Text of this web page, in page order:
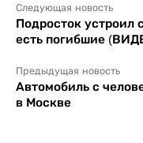
Следующая новость
Подросток устроил
есть погибшие
Предыдущая новость
Автомобиль с
в Москве